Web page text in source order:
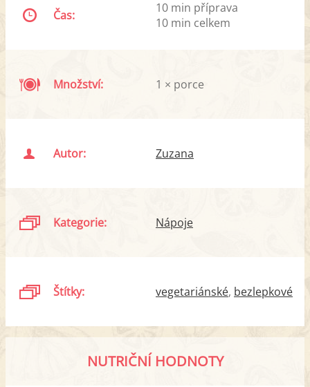
Čas:
10 min příprava
10 min celkem
Množství: 1 × porce
Autor: Zuzana
Kategorie: Nápoje
Štítky: vegetariánské bezlepkové
NUTRIČNÍ HODNOTY